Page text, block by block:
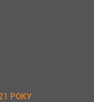
РОКУ